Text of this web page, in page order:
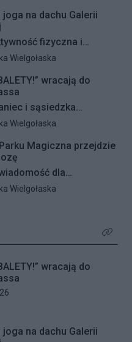
zakwalifikował
dąb szypułkowy
ul. Konturowej. Teraz
zadecydują głosy
joga na dachu Galerii
fizyczna i
przestrzeń pełna zieleni
zapraszają
na bezpłatne zajęcia
Wielgołaska
wracają do
i sąsiedzka
ponownie zagoszczą w
się VII edycja
potańcówek „O RETY!
Wielgołaska
Magiczna przejdzie
dla
Białołęki i miłośników
Wielgołaska
Kliknij
wracają do
artykułu:
joga na dachu Galerii